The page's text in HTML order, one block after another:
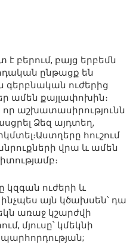
է բերում, բայց երբեմն
ընթացք են
գերբնական ուժերից
ամեն քայլափոխին։
որ աշխատասիրությունն
Ձեզ այդտեղ,
հուշում
վրա և ամեն
կզգան ուժերի և
ինչպես այն կծախսեն՝ դա
առաջ կշարժվի
մյուսը՝ կմեկնի